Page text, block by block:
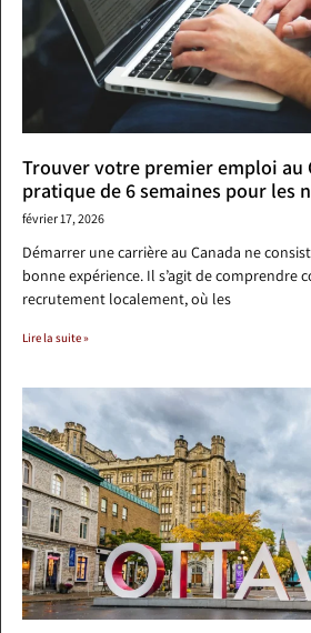
Trouver votre premier emploi au
pratique de 6 semaines pour les
février 17, 2026
Démarrer une carrière au Canada ne
bonne expérience. Il s’agit de comprendre
recrutement localement, où les
Lire la suite »